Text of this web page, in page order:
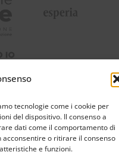
tecnologie come i cookie per
del dispositivo. Il consenso a
dati come il comportamento di
acconsentire o ritirare il consenso
e funzioni.